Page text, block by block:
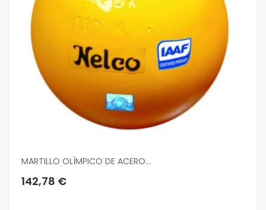
MARTILLO OLÍMPICO DE ACERO...
142,78 €